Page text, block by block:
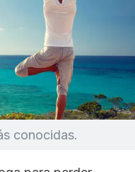
conocidas.